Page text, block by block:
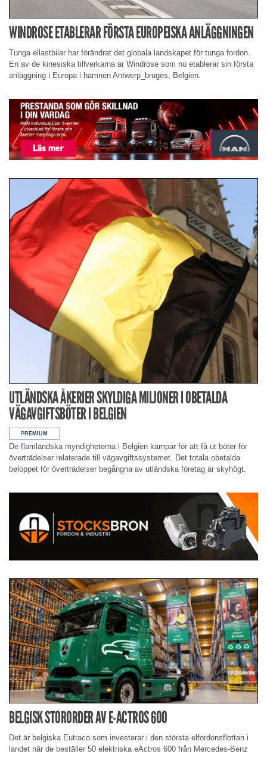
WINDROSE ETABLERAR FÖRSTA EUROPEISKA ANLÄGGNINGEN
Tunga ellastbilar har förändrat det globala landskapet för tunga fordon.
En av de kinesiska tillverkarna är Windrose som nu etablerar sin första
anläggning i Europa i hamnen Antwerp_bruges, Belgien.
UTLÄNDSKA ÅKERIER SKYLDIGA MILJONER I OBETALDA
VÄGAVGIFTSBÖTER I BELGIEN
De flamländska myndigheterna i Belgien kämpar för att få ut böter för
överträdelser relaterade till vägavgiftssystemet. Det totala obetalda
beloppet för överträdelser begångna av utländska företag är skyhögt.
BELGISK STORORDER AV E-ACTROS 600
Det är belgiska Eutraco som investerar i den största elfordonsflottan i
landet när de beställer 50 elektriska eActros 600 från Mercedes-Benz